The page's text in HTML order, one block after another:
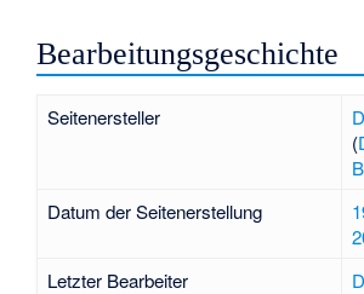
Bearbeitungsgeschichte
Seitenersteller
(
Datum der Seitenerstellung
Letzter Bearbeiter